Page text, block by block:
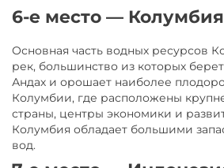
6-е место — Колумбия
Основная часть водных ресурсов
рек, большинство из которых
Андах и орошает наиболее
Колумбии, где расположены
страны, центры экономики и
Колумбия об­ла­да­ет боль­ши­ми
вод.